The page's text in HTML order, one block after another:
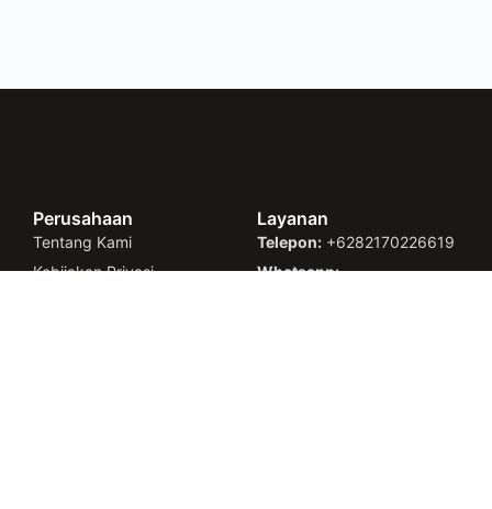
Perusahaan
Tentang Kami
Kebijakan Privasi
Layanan
Telepon: +6282170226619
Whatsapp: